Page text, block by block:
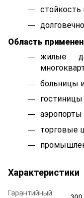
стойкость
Область
жилые
больницы
торговые
Характеристики
Гарантийный